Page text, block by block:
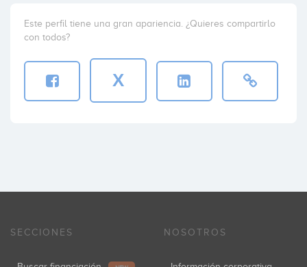
Este perfil tiene una gran apariencia. ¿Quieres compartirlo
con todos?
X
SECCIONES NOSOTROS